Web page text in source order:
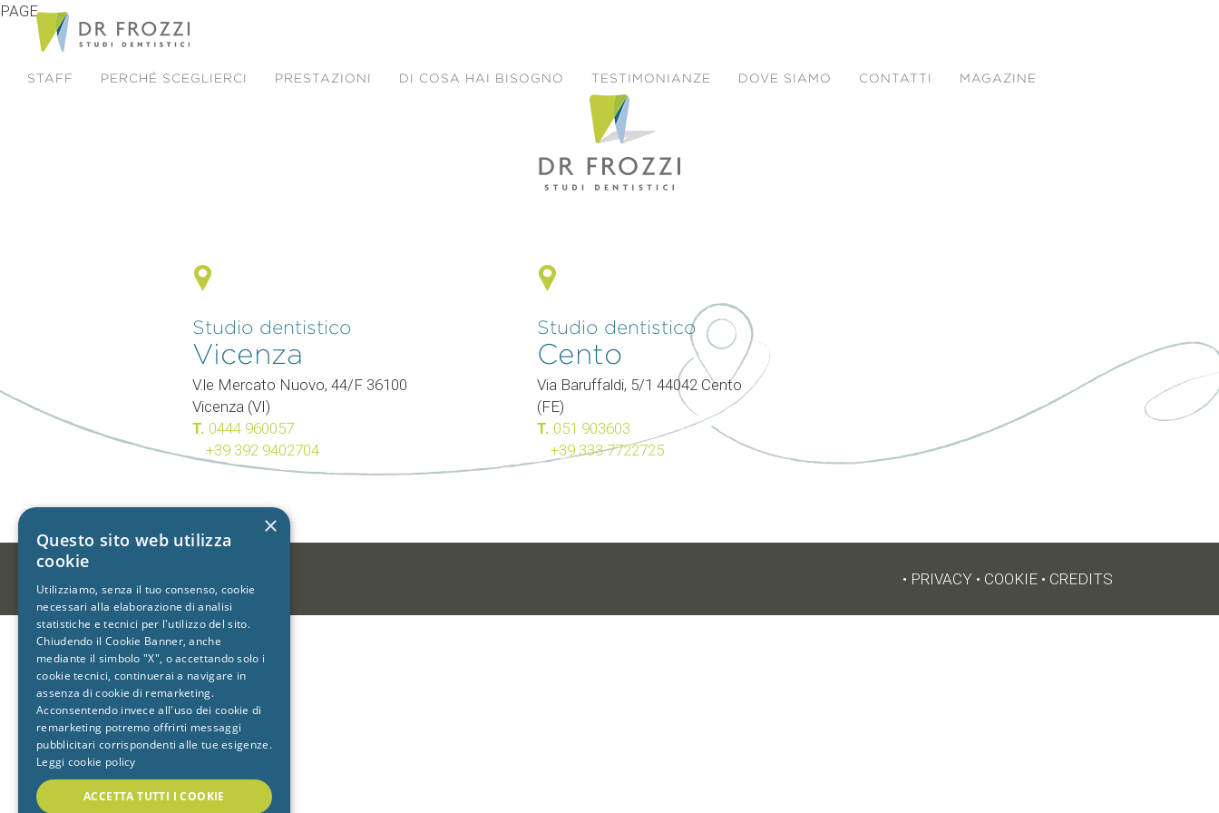
STAFF PERCHÉ SCEGLIERCI PRESTAZIONI DI COSA HAI BISOGNO TESTIMONIANZE DOVE SIAMO CONTATTI MAGAZINE
PAGE
Studio dentistico
Vicenza
V.le Mercato Nuovo, 44/F 36100
Vicenza (VI)
T. 0444 960057
+39 392 9402704
Studio dentistico
Cento
Via Baruffaldi, 5/1 44042 Cento
(FE)
T. 051 903603
+39 333 7722725
• PRIVACY • COOKIE • CREDITS
×
Questo sito web utilizza
cookie
Utilizziamo, senza il tuo consenso, cookie
necessari alla elaborazione di analisi
statistiche e tecnici per l'utilizzo del sito.
Chiudendo il Cookie Banner, anche
mediante il simbolo "X", o accettando solo i
cookie tecnici, continuerai a navigare in
assenza di cookie di remarketing.
Acconsentendo invece all'uso dei cookie di
remarketing potremo offrirti messaggi
pubblicitari corrispondenti alle tue esigenze.
Leggi cookie policy
ACCETTA TUTTI I COOKIE